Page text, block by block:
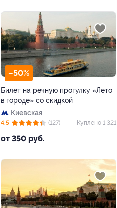
–50%
Билет на речную прогулку «Лето
в городе» со скидкой
Киевская
от 350 руб.
4.5 (127) Куплено 1 321